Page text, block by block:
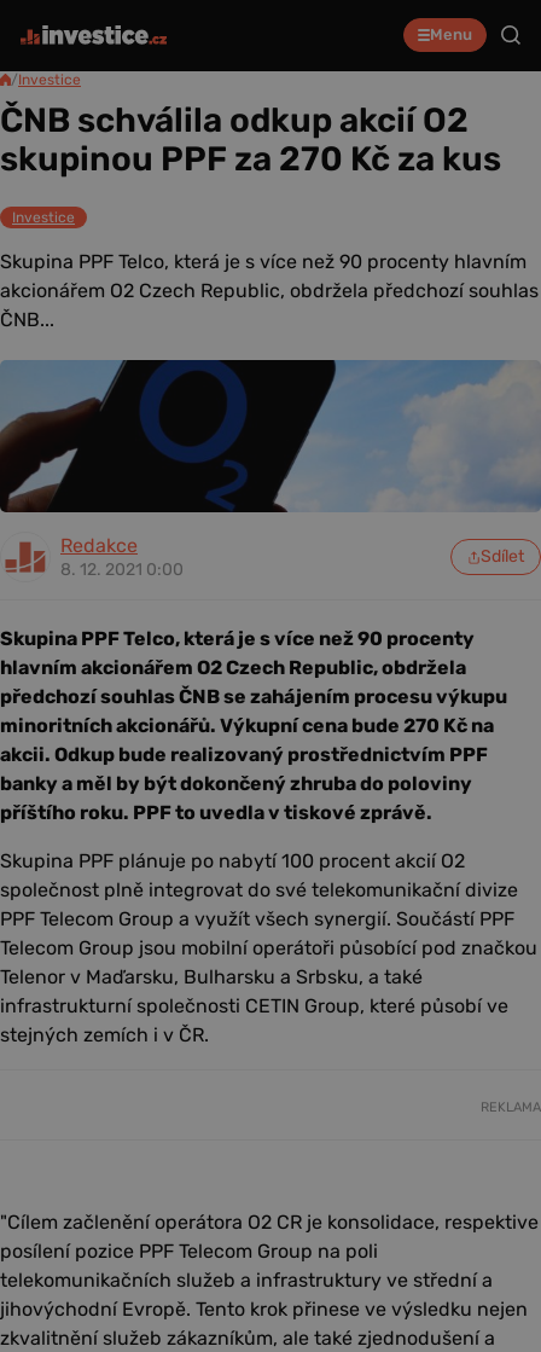
Menu
/Investice
ČNB schválila odkup akcií O2
skupinou PPF za 270 Kč za kus
Investice
Skupina PPF Telco, která je s více než 90 procenty hlavním
akcionářem O2 Czech Republic, obdržela předchozí souhlas
ČNB...
Redakce
8. 12. 2021 0:00
Sdílet
Skupina PPF Telco, která je s více než 90 procenty
hlavním akcionářem O2 Czech Republic, obdržela
předchozí souhlas ČNB se zahájením procesu výkupu
minoritních akcionářů. Výkupní cena bude 270 Kč na
akcii. Odkup bude realizovaný prostřednictvím PPF
banky a měl by být dokončený zhruba do poloviny
příštího roku. PPF to uvedla v tiskové zprávě.
Skupina PPF plánuje po nabytí 100 procent akcií O2
společnost plně integrovat do své telekomunikační divize
PPF Telecom Group a využít všech synergií. Součástí PPF
Telecom Group jsou mobilní operátoři působící pod značkou
Telenor v Maďarsku, Bulharsku a Srbsku, a také
infrastrukturní společnosti CETIN Group, které působí ve
stejných zemích i v ČR.
REKLAMA
"Cílem začlenění operátora O2 CR je konsolidace, respektive
posílení pozice PPF Telecom Group na poli
telekomunikačních služeb a infrastruktury ve střední a
jihovýchodní Evropě. Tento krok přinese ve výsledku nejen
zkvalitnění služeb zákazníkům, ale také zjednodušení a